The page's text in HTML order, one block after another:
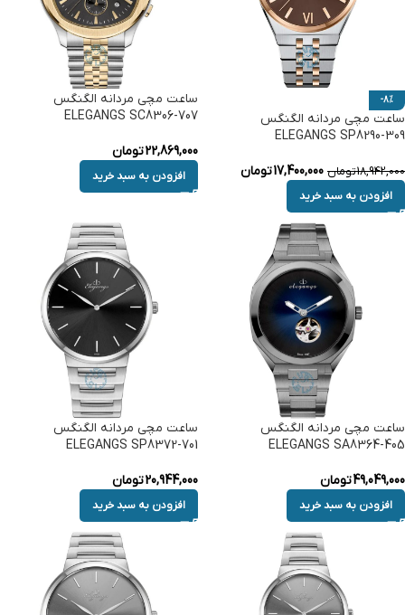
-8%
ساعت مچی مردانه الگنگس
ELEGANGS SP8290-309
18,942,000تومان 17,400,000تومان
افزودن به سبد خرید
ساعت مچی مردانه الگنگس
ELEGANGS SC8306-707
22,869,000تومان
افزودن به سبد خرید
ساعت مچی مردانه الگنگس
ELEGANGS SA8364-405
49,049,000تومان
افزودن به سبد خرید
ساعت مچی مردانه الگنگس
ELEGANGS SP8372-701
20,944,000تومان
افزودن به سبد خرید